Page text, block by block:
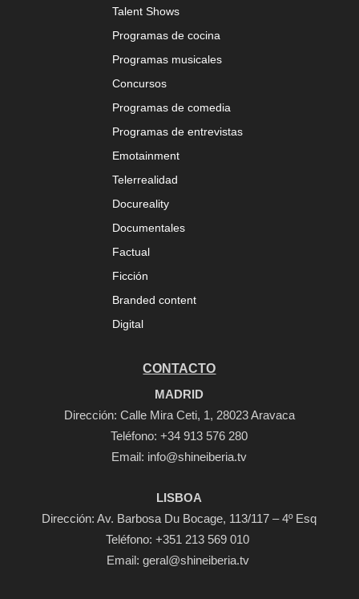
Talent Shows
Programas de cocina
Programas musicales
Concursos
Programas de comedia
Programas de entrevistas
Emotainment
Telerrealidad
Docureality
Documentales
Factual
Ficción
Branded content
Digital
CONTACTO
MADRID
Dirección: Calle Mira Ceti, 1, 28023 Aravaca
Teléfono:+34 913 576 280
Email: info@shineiberia.tv
LISBOA
Dirección: Av. Barbosa Du Bocage, 113/117 – 4º Esq
Teléfono: +351 213 569 010
Email: geral@shineiberia.tv